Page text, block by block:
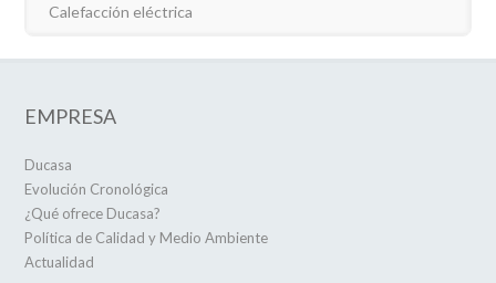
Calefacción eléctrica
EMPRESA
Ducasa
Evolución Cronológica
¿Qué ofrece Ducasa?
Política de Calidad y Medio Ambiente
Actualidad